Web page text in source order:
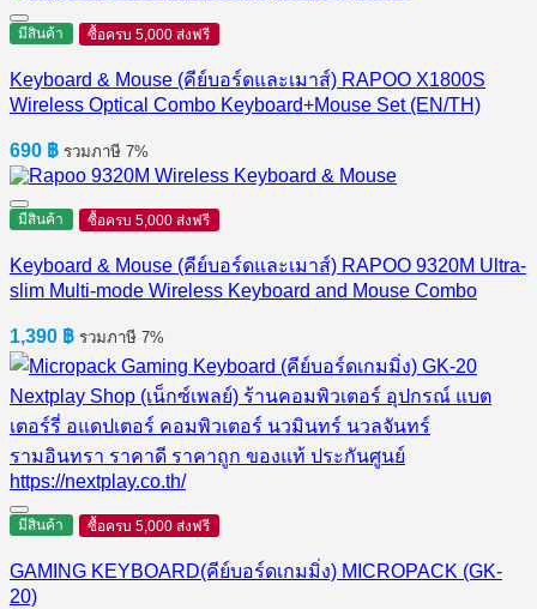
มีสินค้า ซื้อครบ 5,000 ส่งฟรี
Keyboard & Mouse (คีย์บอร์ดและเมาส์) RAPOO X1800S
Wireless Optical Combo Keyboard+Mouse Set (EN/TH)
690 ฿ รวมภาษี 7%
มีสินค้า ซื้อครบ 5,000 ส่งฟรี
Keyboard & Mouse (คีย์บอร์ดและเมาส์) RAPOO 9320M Ultra-
slim Multi-mode Wireless Keyboard and Mouse Combo
1,390 ฿ รวมภาษี 7%
มีสินค้า ซื้อครบ 5,000 ส่งฟรี
GAMING KEYBOARD(คีย์บอร์ดเกมมิ่ง) MICROPACK (GK-
20)